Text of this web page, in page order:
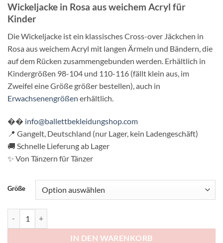
auf
Kundenbewertungen
war:
ist:
Wickeljacke in Rosa ausweichem Acryl für
Kinder
DieWickeljacke ist ein klassisches Cross-over Jäckchen in
Rosa aus weichemAcryl mit langen Ärmeln und Bändern, die
auf dem Rücken zusammengebunden werden. Erhältlich in
Kindergrößen 98-104 und 110-116 (fällt klein aus, im
Zweifel eine Größe größer bestellen), auch in
Erwachsenengrößen erhältlich.
�� info@ballettbekleidungshop.com
📍 Gangelt, Deutschland (nur Lager, kein Ladengeschäft)
🚚 Schnelle Lieferung ab Lager
✨ Von Tänzern fürTänzer
Größe
IN DEN WARENKORB